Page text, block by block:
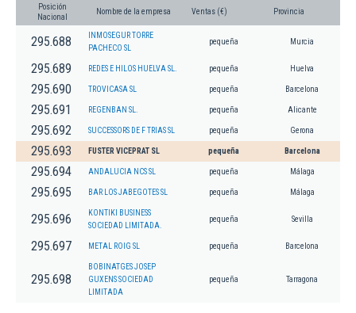
Posición
Nacional
Nombre de la empresa Ventas (€) Provincia
295.688
INMOSEGUR TORRE
PACHECO SL
pequeña Murcia
295.689 REDES E HILOS HUELVA SL. pequeña Huelva
295.690 TROVICASA SL pequeña Barcelona
295.691 REGENBAN SL. pequeña Alicante
295.692 SUCCESSORS DE F TRIAS SL pequeña Gerona
295.693 FUSTER VICEPRAT SL pequeña Barcelona
295.694 ANDALUCIA NCS SL pequeña Málaga
295.695 BAR LOS JABEGOTES SL pequeña Málaga
295.696
KONTIKI BUSINESS
SOCIEDAD LIMITADA.
pequeña Sevilla
295.697 METAL ROIG SL pequeña Barcelona
295.698
BOBINATGES JOSEP
GUXENS SOCIEDAD
LIMITADA
pequeña Tarragona